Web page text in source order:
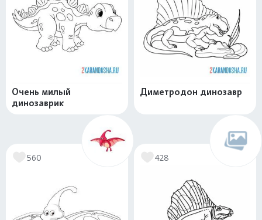
Очень милый
динозаврик
Диметродон динозавр
560 428